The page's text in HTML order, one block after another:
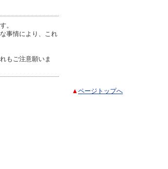
。
事情により、これ
もご注意願いま
▲ ページトップへ